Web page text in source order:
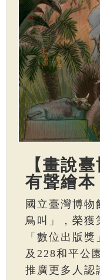
【畫說
有聲繪
國立臺灣博
鳥叫」，榮獲
「數位出版
及228和平公
推廣更多人認